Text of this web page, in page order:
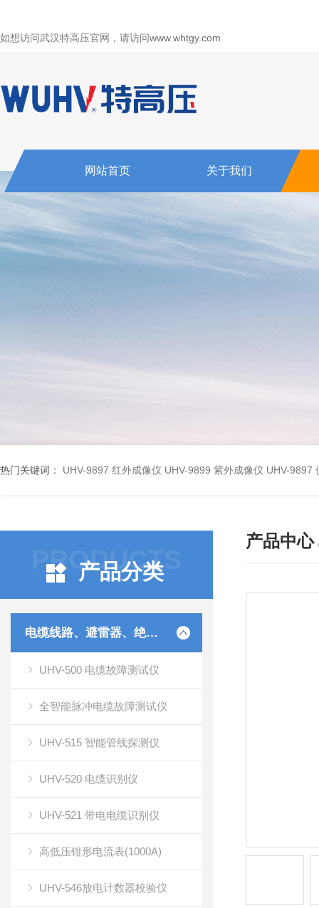
如想访问武汉特高压官网，请访问www.whtgy.com
网站首页 关于我们
热门关键词： UHV-9897 红外成像仪 UHV-9899 紫外成像仪 UHV-9897
PRODUCTS
产品分类
电缆线路、避雷器、绝缘子测试仪器
UHV-500 电缆故障测试仪
全智能脉冲电缆故障测试仪
UHV-515 智能管线探测仪
UHV-520 电缆识别仪
UHV-521 带电电缆识别仪
高低压钳形电流表(1000A)
UHV-546放电计数器校验仪
产品中心